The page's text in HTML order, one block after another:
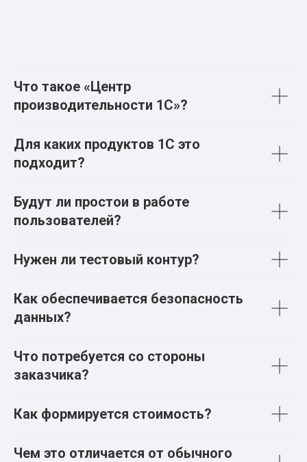
Что такое «Центр
производительности 1С»?
Для каких продуктов 1С это
подходит?
Будут ли простои в работе
пользователей?
Нужен ли тестовый контур?
Как обеспечивается безопасность
данных?
Что потребуется со стороны
заказчика?
Как формируется стоимость?
Чем это отличается от обычного